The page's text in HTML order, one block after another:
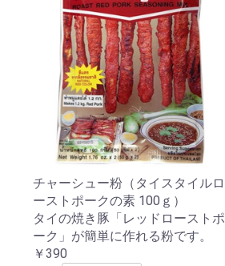
チャーシュー粉（タイスタイルロ
ーストポークの素 100ｇ）
タイの焼き豚「レッドローストポ
ーク」が簡単に作れる粉です。
￥390